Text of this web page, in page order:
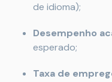
de idioma);
Desempenho
esperado;
Taxa de